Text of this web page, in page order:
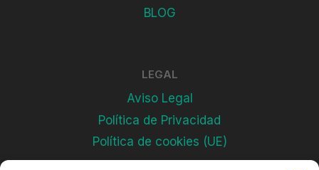
BLOG
LEGAL
Aviso Legal
Política de Privacidad
Política de cookies (UE)